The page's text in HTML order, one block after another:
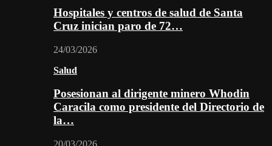
Hospitales y centros de salud de Santa
Cruz inician paro de 72…
24/03/2026
Salud
Posesionan al dirigente minero Whodin
Caracila como presidente del Directorio de
la…
20/03/2026